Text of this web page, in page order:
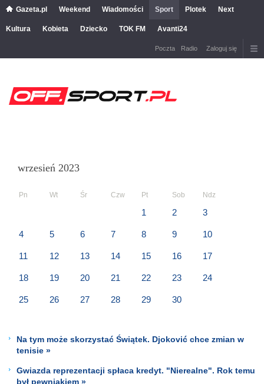
Gazeta.pl Weekend Wiadomości Sport Plotek Next
Kultura Kobieta Dziecko TOK FM Avanti24
Poczta Radio Zaloguj się
wrzesień 2023
Pn Wt Śr Czw Pt Sob Ndz
1 2 3
4 5 6 7 8 9 10
11 12 13 14 15 16 17
18 19 20 21 22 23 24
25 26 27 28 29 30
Na tym może skorzystać Świątek. Djoković chce zmian w
tenisie »
Gwiazda reprezentacji spłaca kredyt. "Nierealne". Rok temu
był pewniakiem »